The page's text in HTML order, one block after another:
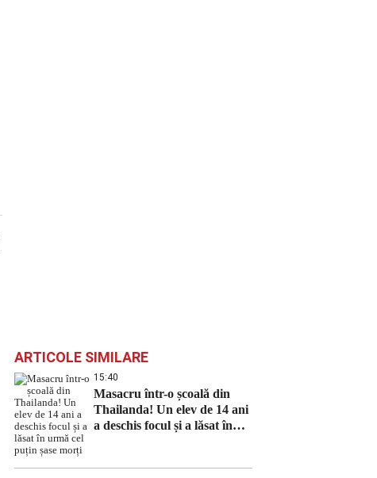
ARTICOLE SIMILARE
15:40
Masacru într-o școală din
Thailanda! Un elev de 14 ani
a deschis focul și a lăsat în